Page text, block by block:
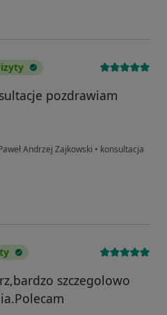
pozdrawiam
Andrzej Zajkowski • konsultacja
szczegolowo